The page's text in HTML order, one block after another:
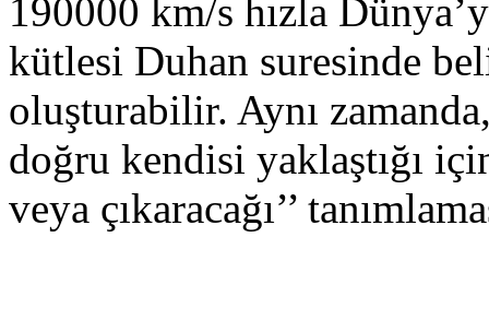
190000 km/s hızla
kütlesi Duhan suresinde
oluşturabilir. Aynı
doğru kendisi yaklaştığı
veya çıkaracağı’’